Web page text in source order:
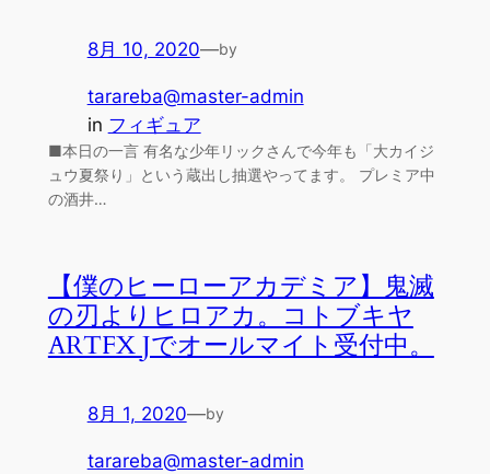
8月 10, 2020—by
tarareba@master-admin
in フィギュア
■本日の一言 有名な少年リックさんで今年も「大カイジ
ュウ夏祭り」という蔵出し抽選やってます。 プレミア中
の酒井…
【僕のヒーローアカデミア】鬼滅
の刃よりヒロアカ。コトブキヤ
ARTFX Jでオールマイト受付中。
8月 1, 2020—by
tarareba@master-admin